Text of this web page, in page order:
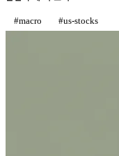
#macro #us-stocks